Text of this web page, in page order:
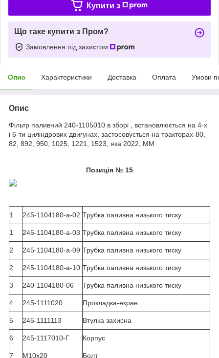
Купити з
Що таке купити з Пром?
Замовлення під захистом
Опис Характеристики Доставка Оплата Умови
Опис
Фільтр паливний 240-1105010 в зборі
, встановлюється на 4-х
і 6-ти циліндрових двигунах, застосовується на тракторах-80,
82, 892, 950, 1025, 1221, 1523, яка 2022, MM
Позиція № 15
1 245-1104180-а-02 Трубка паливна низького тиску
1 245-1104180-а-03 Трубка паливна низького тиску
2 245-1104180-а-09 Трубка паливна низького тиску
2 245-1104180-а-10 Трубка паливна низького тиску
3 240-1104180-06 Трубка паливна низького тиску
4 245-1111020 Прокладка-екран
5 245-1111113 Втулка захисна
6 245-1117010-Г Корпус
7 М10х20 Болт